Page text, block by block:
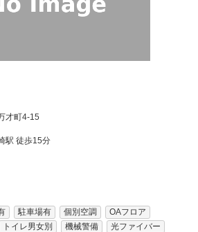
才町4-15
駅 徒歩15分
駐車場有 個別空調
OAフロア
トイレ男女別 機械警備 光ファイバー